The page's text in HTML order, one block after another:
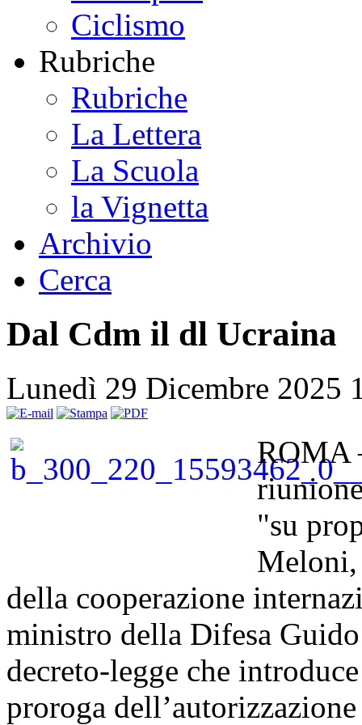
Ciclismo
Rubriche
Rubriche
La Lettera
La Scuola
la Vignetta
Archivio
Cerca
Dal Cdm il dl Ucraina
Lunedì 29 Dicembre 2025
ROMA
"su
della cooperazione
ministro della Difesa
decreto-legge che
proroga